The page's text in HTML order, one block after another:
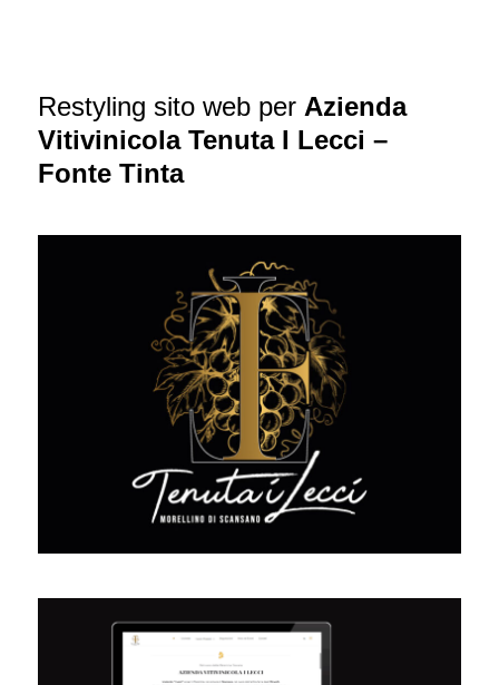
Restyling sito web per Azienda
Vitivinicola Tenuta I Lecci –
Fonte Tinta